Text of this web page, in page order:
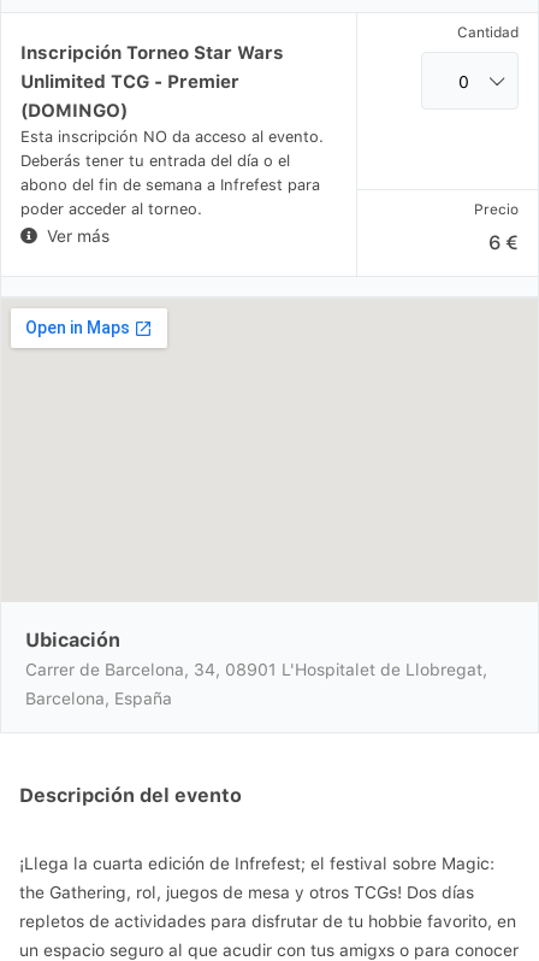
Inscripción Torneo Star Wars
Unlimited TCG - Premier
(DOMINGO)
Esta inscripción NO da acceso al evento.
Deberás tener tu entrada del día o el
abono del fin de semana a Infrefest para
poder acceder al torneo.
Ver más
Precio
6 €
Cantidad
Ubicación
Carrer de Barcelona, 34, 08901 L'Hospitalet de Llobregat,
Barcelona, España
Descripción del evento
¡Llega la cuarta edición de Infrefest; el festival sobre Magic:
the Gathering, rol, juegos de mesa y otros TCGs! Dos días
repletos de actividades para disfrutar de tu hobbie favorito, en
un espacio seguro al que acudir con tus amigxs o para conocer